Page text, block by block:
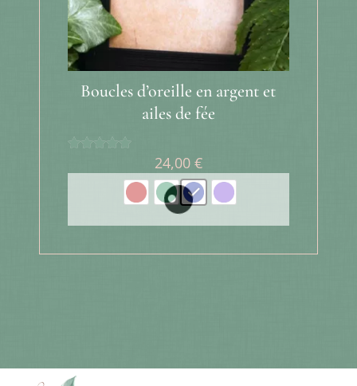
Boucles d’oreille en argent et
ailes de fée
5.00
24,00 €